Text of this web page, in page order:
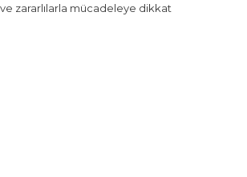
ve zararlılarla mücadeleye dikkat